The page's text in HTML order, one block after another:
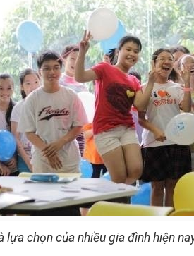
lựa chọn của nhiều gia đình hiện